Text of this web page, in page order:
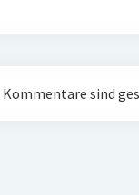
Kommentare sind